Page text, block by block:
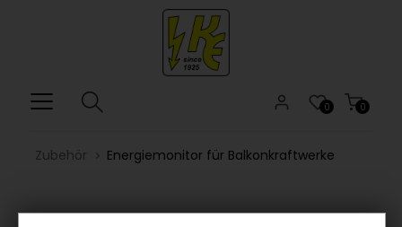
0
0
Zubehör Energiemonitor für Balkonkraftwerke